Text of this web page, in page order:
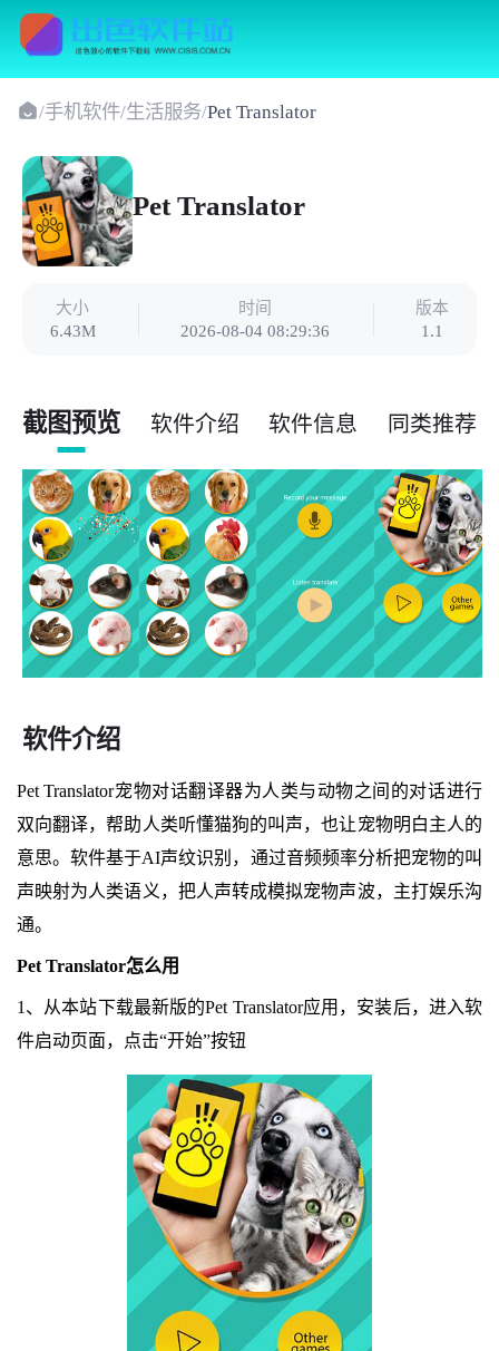
/手机软件/生活服务/Pet Translator
Pet Translator
大小
6.43M
时间
2026-08-04 08:29:36
版本
1.1
截图预览 软件介绍 软件信息 同类推荐
软件介绍
Pet Translator宠物对话翻译器为人类与动物之间的对话进行
双向翻译，帮助人类听懂猫狗的叫声，也让宠物明白主人的
意思。软件基于AI声纹识别，通过音频频率分析把宠物的叫
声映射为人类语义，把人声转成模拟宠物声波，主打娱乐沟
通。
Pet Translator怎么用
1、从本站下载最新版的Pet Translator应用，安装后，进入软
件启动页面，点击“开始”按钮